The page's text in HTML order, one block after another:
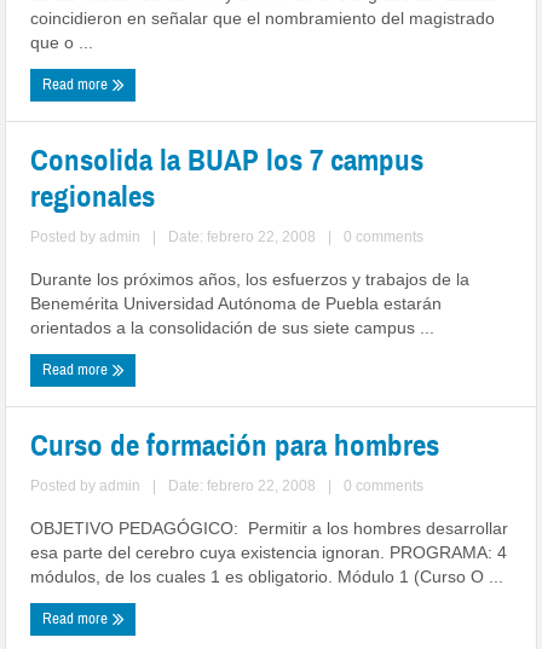
coincidieron en señalar que el nombramiento del magistrado
que o ...
Read more
Consolida la BUAP los 7 campus
regionales
Posted byadmin Date: febrero 22, 2008 0 comments
Durante los próximos años, los esfuerzos y trabajos de la
Benemérita Universidad Autónoma de Puebla estarán
orientados a la consolidación de sus siete campus ...
Read more
Curso de formación para hombres
Posted byadmin Date: febrero 22, 2008 0 comments
OBJETIVO PEDAGÓGICO: Permitir a los hombres desarrollar
esa parte del cerebro cuya existencia ignoran. PROGRAMA: 4
módulos, de los cuales 1 es obligatorio. Módulo 1 (Curso O ...
Read more